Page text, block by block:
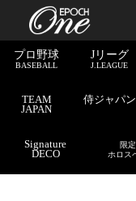
プロ野球
BASEBALL
Jリーグ
J.LEAGUE
TEAM
JAPAN
侍ジャパン
Signature
DECO
限
ホロス